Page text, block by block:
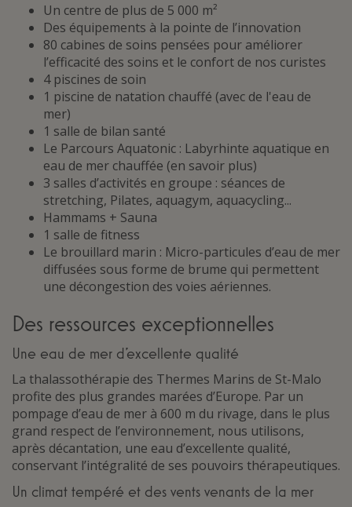
Un centre de plus de 5 000 m²
Des équipements à la pointe de l’innovation
80 cabines de soins pensées pour améliorer
l’efficacité des soins et le confort de nos curistes
4 piscines de soin
1 piscine de natation chauffé (avec de l'eau de
mer)
1 salle de bilan santé
Le Parcours Aquatonic : Labyrhinte aquatique en
eau de mer chauffée (en savoir plus)
3 salles d’activités en groupe : séances de
stretching, Pilates, aquagym, aquacycling...
Hammams + Sauna
1 salle de fitness
Le brouillard marin : Micro-particules d’eau de mer
diffusées sous forme de brume qui permettent
une décongestion des voies aériennes.
Des ressources exceptionnelles
Une eau de mer d’excellente qualité
La thalassothérapie des Thermes Marins de St-Malo
profite des plus grandes marées d’Europe. Par un
pompage d’eau de mer à 600 m du rivage, dans le plus
grand respect de l’environnement, nous utilisons,
après décantation, une eau d’excellente qualité,
conservant l’intégralité de ses pouvoirs thérapeutiques.
Un climat tempéré et des vents venants de la mer